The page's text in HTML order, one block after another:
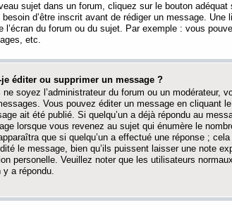
sujet dans un forum, cliquez sur le bouton
d’être inscrit avant de rédiger un message.
l’écran du forum ou du sujet. Par exemple : vous
etc.
éditer ou supprimer un message ?
soyez l’administrateur du forum ou un modérateur,
Vous pouvez éditer un message en cliquant
ait été publié. Si quelqu’un a déjà répondu au
lorsque vous revenez au sujet qui énumère le
que si quelqu’un a effectué une réponse ;
le message, bien qu’ils puissent laisser une note
personelle. Veuillez noter que les utilisateurs
y a répondu.